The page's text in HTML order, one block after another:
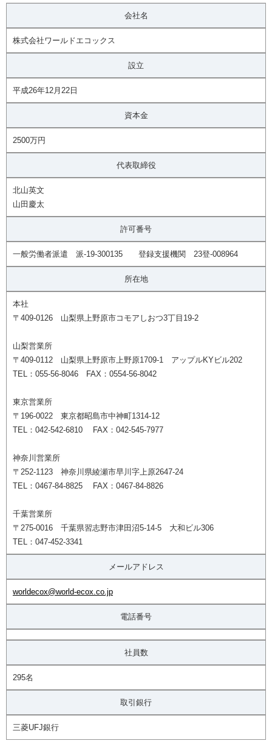
会社名
株式会社ワールドエコックス
設立
平成26年12月22日
資本金
2500万円
代表取締役
北山英文
山田慶太
許可番号
一般労働者派遣 派-19-300135 登録支援機関 23登-008964
所在地
本社
〒409-0126 山梨県上野原市コモアしおつ3丁目19-2
山梨営業所
〒409-0112 山梨県上野原市上野原1709-1 アップルKYビル202
TEL：055-56-8046 FAX：0554-56-8042
東京営業所
〒196-0022 東京都昭島市中神町1314-12
TEL：042-542-6810 FAX：042-545-7977
神奈川営業所
〒252-1123 神奈川県綾瀬市早川字上原2647-24
TEL：0467-84-8825 FAX：0467-84-8826
千葉営業所
〒275-0016 千葉県習志野市津田沼5-14-5 大和ビル306
TEL：047-452-3341
メールアドレス
worldecox@world-ecox.co.jp
電話番号
社員数
295名
取引銀行
三菱UFJ銀行